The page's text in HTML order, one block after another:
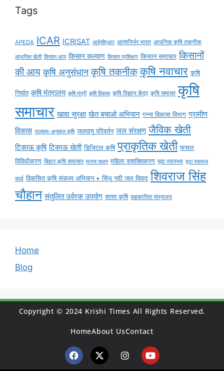
Tags
APEDA ICAR ICRISAT आईसीएआर आत्मनिर्भर भारत आधुनिक कृषि तकनीक
आधुनिक खेती किसान आय किसान कल्याण किसान प्रशिक्षण किसान समाचार किसानों
की आय कृषि अनुसंधान कृषि तकनीक कृषि नवाचार कृषि
निर्यात कृषि मंत्रालय कृषि मंत्री कृषि विकास कृषि विज्ञान केंद्र कृषि समाचर कृषि
समाचार खाद्य सुरक्षा खेत बचाओ अभियान गन्ना विकास विभाग ग्रामीण
विकास जलवायु-अनुकूल कृषि जलवायु परिवर्तन जल संरक्षण जैविक खेती
टिकाऊ कृषि टिकाऊ खेती डिजिटल कृषि प्राकृतिक खेती फसल
विविधीकरण बिहार कृषि समाचार मत्स्य पालन महिला सशक्तिकरण मृदा स्वास्थ्य मृदा स्वास्थ्य
कार्ड विकसित कृषि संकल्प अभियान • सिंधु नदी जल विवाद शिवराज सिंह
चौहान संतुलित उर्वरक उपयोग सतत कृषि सहकारिता मंत्रालय
Home
Blog
Copyright © 2024 Krishi Times All Rights Reserved.
HomeAbout UsContact